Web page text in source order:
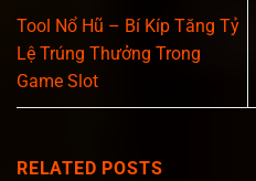
Tool Nổ Hũ – Bí Kíp Tăng Tỷ
Lệ Trúng Thưởng Trong
Game Slot
RELATED POSTS